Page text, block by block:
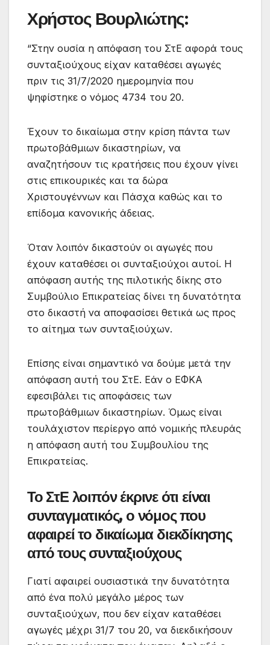
Χρήστος Βουρλιώτης:
“Στην ουσία η απόφαση του ΣτΕ αφορά τους
συνταξιούχους είχαν καταθέσει αγωγές
πριν τις 31/7/2020 ημερομηνία που
ψηφίστηκε ο νόμος 4734 του 20.
Έχουν το δικαίωμα στην κρίση πάντα των
πρωτοβάθμιων δικαστηρίων, να
αναζητήσουν τις κρατήσεις που έχουν γίνει
στις επικουρικές και τα δώρα
Χριστουγέννων και Πάσχα καθώς και το
επίδομα κανονικής άδειας.
Όταν λοιπόν δικαστούν οι αγωγές που
έχουν καταθέσει οι συνταξιούχοι αυτοί. Η
απόφαση αυτής της πιλοτικής δίκης στο
Συμβούλιο Επικρατείας δίνει τη δυνατότητα
στο δικαστή να αποφασίσει θετικά ως προς
το αίτημα των συνταξιούχων.
Επίσης είναι σημαντικό να δούμε μετά την
απόφαση αυτή του ΣτΕ. Εάν ο ΕΦΚΑ
εφεσιβάλει τις αποφάσεις των
πρωτοβάθμιων δικαστηρίων. Όμως είναι
τουλάχιστον περίεργο από νομικής πλευράς
η απόφαση αυτή του Συμβουλίου της
Επικρατείας.
Το ΣτΕ λοιπόν έκρινε ότι είναι
συνταγματικός, ο νόμος που
αφαιρεί το δικαίωμα διεκδίκησης
από τους συνταξιούχους
Γιατί αφαιρεί ουσιαστικά την δυνατότητα
από ένα πολύ μεγάλο μέρος των
συνταξιούχων, που δεν είχαν καταθέσει
αγωγές μέχρι 31/7 του 20, να διεκδικήσουν